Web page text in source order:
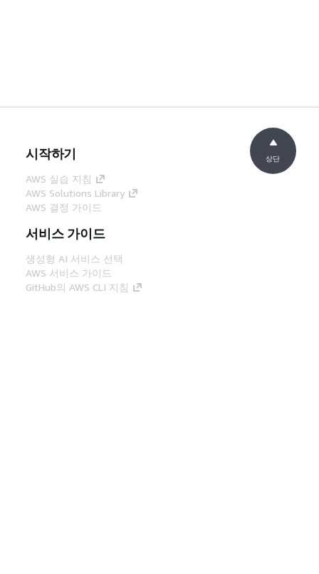
시작하기
AWS 실습 지침
AWS Solutions Library
AWS 결정 가이드
서비스 가이드
생성형 AI 서비스 선택
AWS 서비스 가이드
GitHub의 AWS CLI 지침
상단